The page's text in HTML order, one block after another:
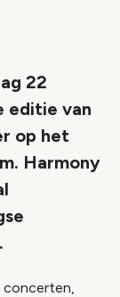
22
editie van
op het
Harmony
concerten,